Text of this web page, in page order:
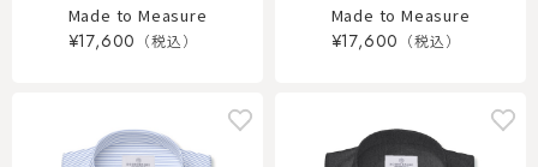
Made to Measure
¥17,600
Made to Measure
¥17,600